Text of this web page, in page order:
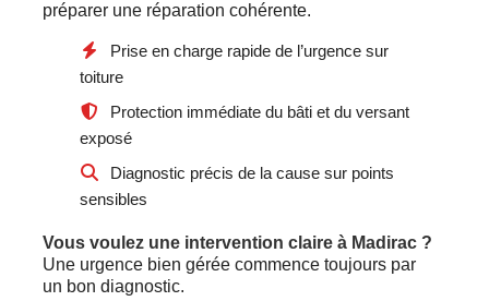
préparer une réparation cohérente.
Prise en charge rapide de l’urgence sur
toiture
Protection immédiate du bâti et du versant
exposé
Diagnostic précis de la cause sur points
sensibles
Vous voulez une intervention claire à Madirac ?
Une urgence bien gérée commence toujours par
un bon diagnostic.